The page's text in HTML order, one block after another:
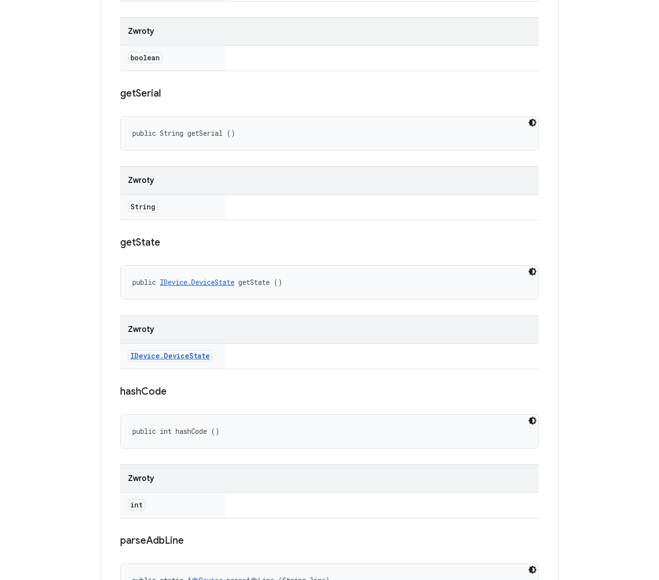
Zwroty
boolean
getSerial
public String getSerial ()
Zwroty
String
getState
public IDevice.DeviceState getState ()
Zwroty
IDevice . DeviceState
hashCode
public int hashCode ()
Zwroty
int
parseAdbLine